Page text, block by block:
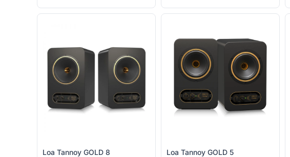
Loa Tannoy GOLD 8 Loa Tannoy GOLD 5